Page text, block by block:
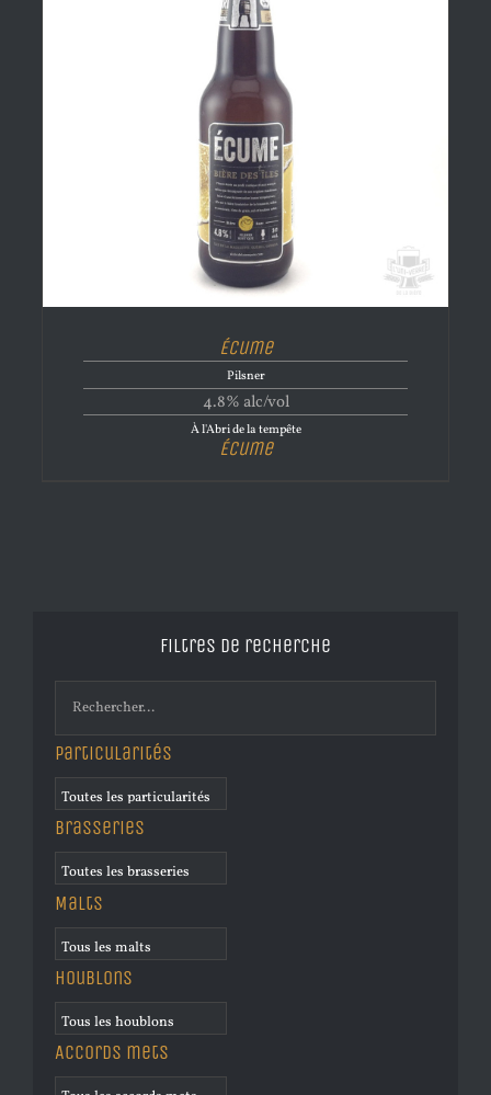
Écume
Pilsner
4.8% alc/vol
À l'Abri de la tempête
Écume
Filtres de recherche
Particularités
Brasseries
Malts
Houblons
Accords mets